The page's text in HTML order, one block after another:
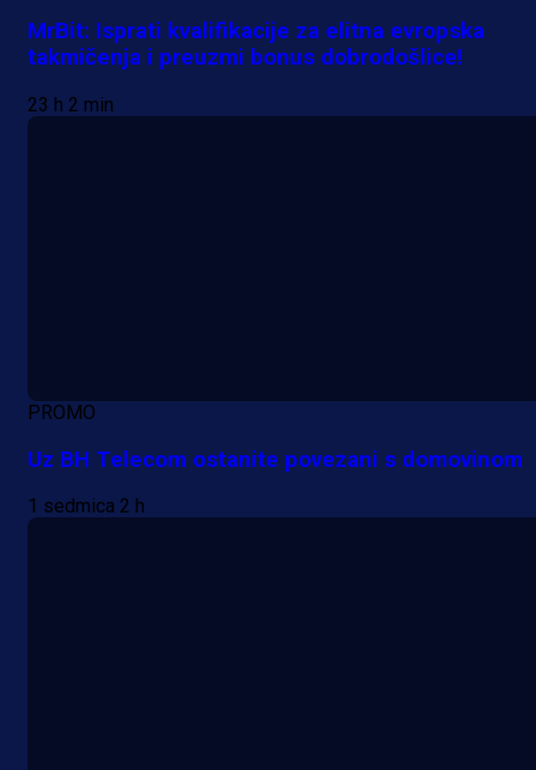
MrBit: Isprati kvalifikacije za elitna evropska
takmičenja i preuzmi bonus dobrodošlice!
23 h 2 min
PROMO
Uz BH Telecom ostanite povezani s domovinom
1 sedmica 2 h